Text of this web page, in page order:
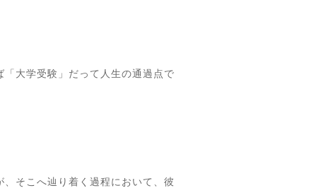
大学受験」だって人生の通過点で
そこへ辿り着く過程において、彼